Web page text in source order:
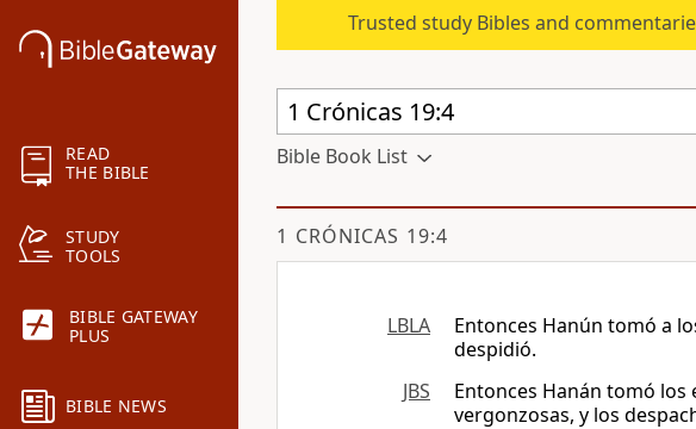
READ
THE BIBLE
STUDY
TOOLS
BIBLE GATEWAY
PLUS
BIBLE NEWS
Trusted study Bibles and
Bible Book List
1 CRÓNICAS 19:4
LBLA
Entonces Hanún tomó a
despidió.
JBS
Entonces Hanán tomó los
vergonzosas, y los